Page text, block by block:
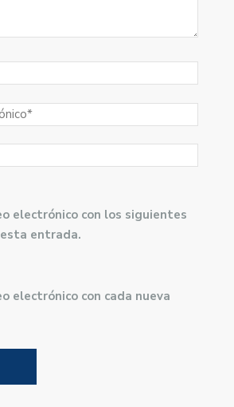
electrónico con los siguientes
entrada.
electrónico con cada nueva